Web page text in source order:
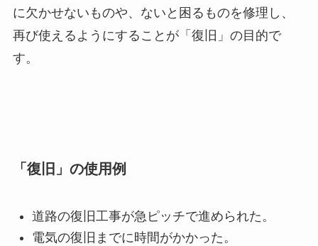
に欠かせないものや、ないと困るものを修理し、
再び使えるようにすることが「復旧」の目的で
す。
「復旧」の使用例
道路の復旧工事が急ピッチで進められた。
電気の復旧までに時間がかかった。